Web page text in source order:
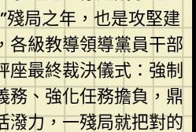
殘局之年，也是攻堅建
各級教導領導黨員干部
座最終裁決儀式：強制
務、強化任務擔負，鼎
潑力，一殘局就把對的